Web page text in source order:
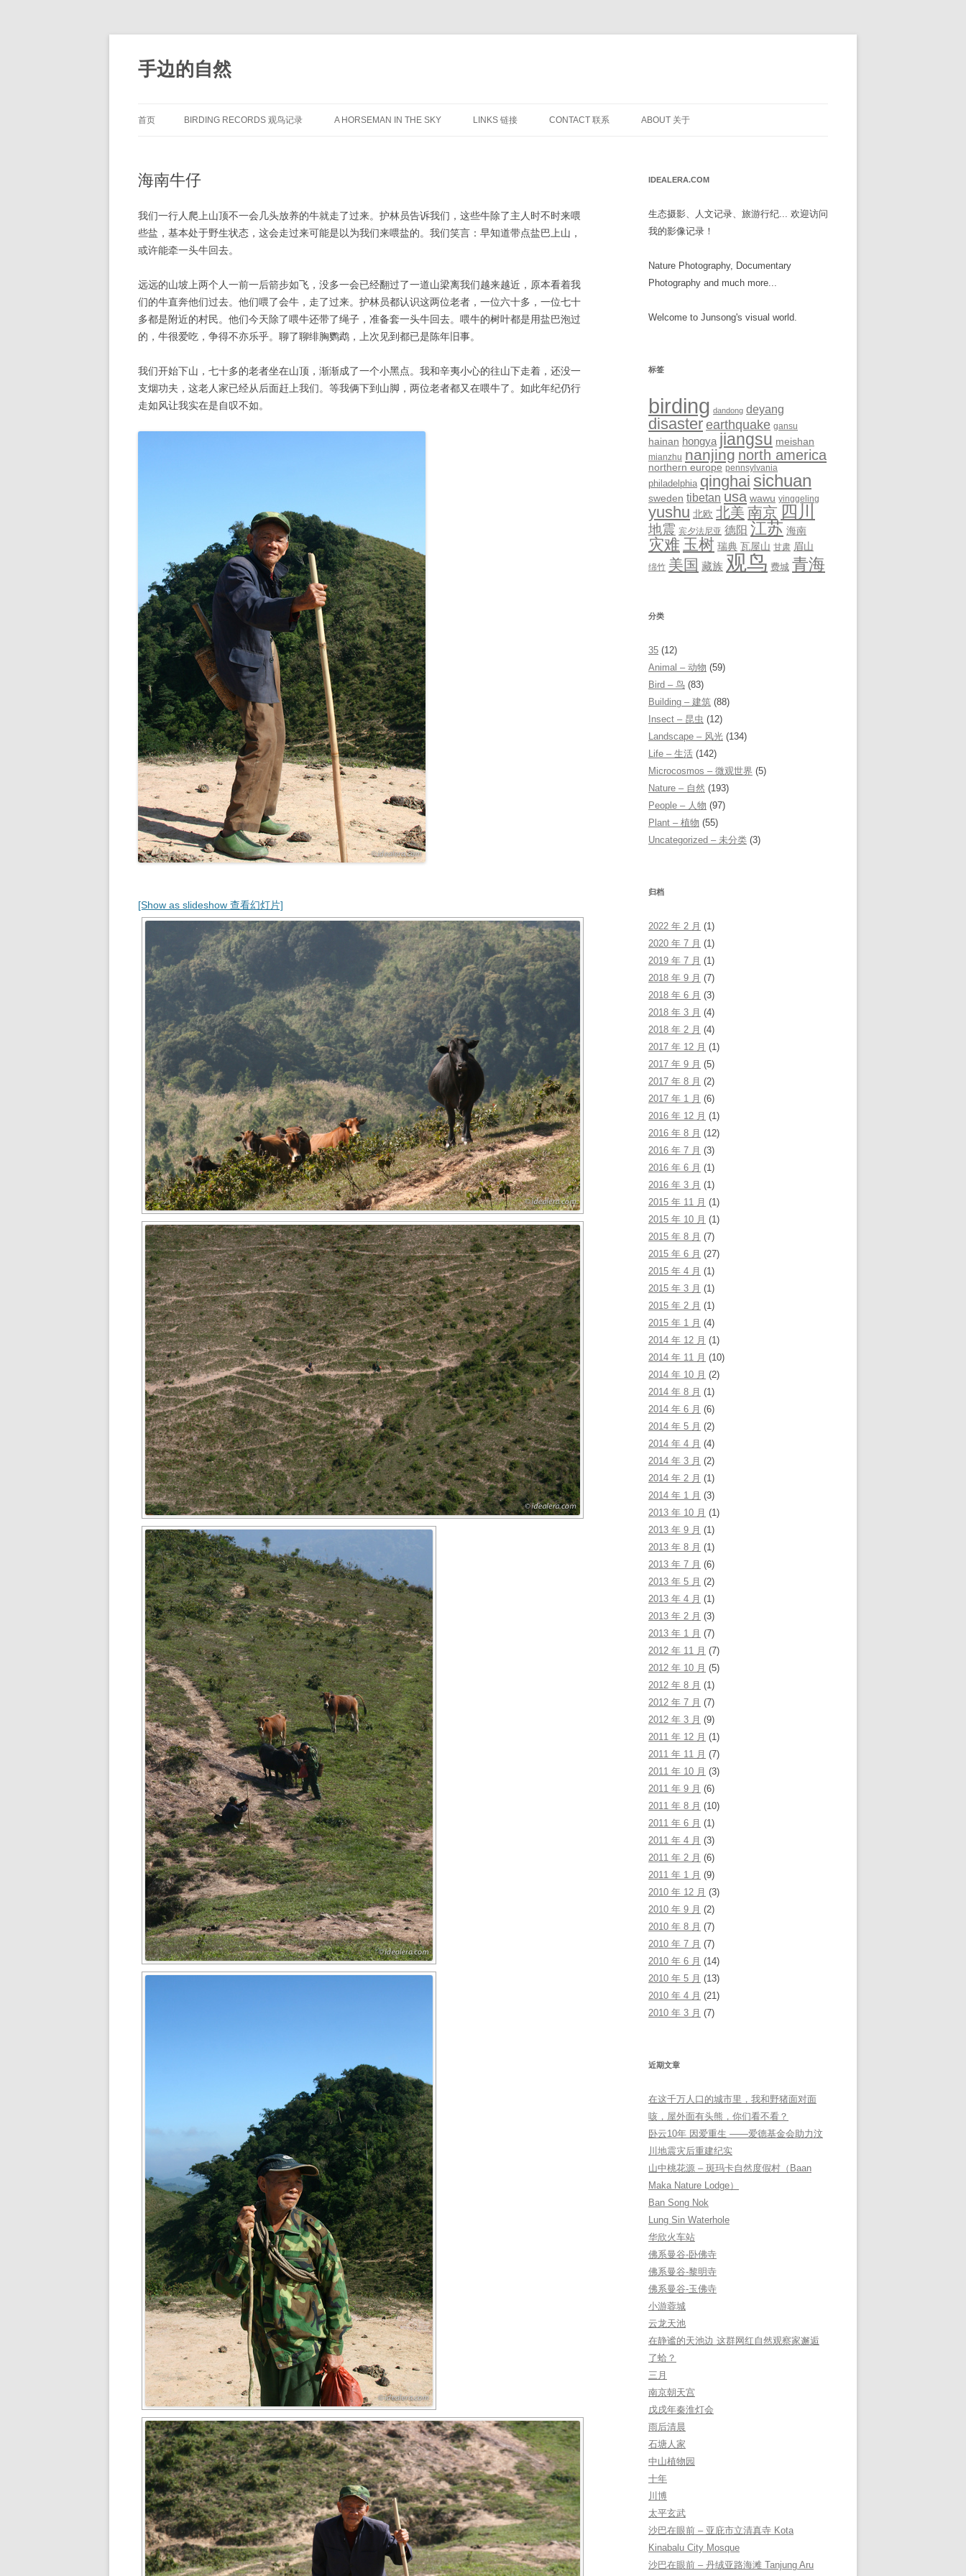
手边的自然
至
首页 BIRDING RECORDS 观鸟记录 A HORSEMAN IN THE SKY LINKS 链接 CONTACT 联系 ABOUT 关于
海南牛仔
我们一行人爬上山顶不一会几头放养的牛就走了过来。护林员告诉我们，这些牛除了主人时不时来喂
些盐，基本处于野生状态，这会走过来可能是以为我们来喂盐的。我们笑言：早知道带点盐巴上山，
或许能牵一头牛回去。
远远的山坡上两个人一前一后箭步如飞，没多一会已经翻过了一道山梁离我们越来越近，原本看着我
们的牛直奔他们过去。他们喂了会牛，走了过来。护林员都认识这两位老者，一位六十多，一位七十
多都是附近的村民。他们今天除了喂牛还带了绳子，准备套一头牛回去。喂牛的树叶都是用盐巴泡过
的，牛很爱吃，争得不亦乐乎。聊了聊绯胸鹦鹉，上次见到都已是陈年旧事。
我们开始下山，七十多的老者坐在山顶，渐渐成了一个小黑点。我和辛夷小心的往山下走着，还没一
支烟功夫，这老人家已经从后面赶上我们。等我俩下到山脚，两位老者都又在喂牛了。如此年纪仍行
走如风让我实在是自叹不如。
[Show as slideshow 查看幻灯片]
IDEALERA.COM
生态摄影、人文记录、旅游行纪... 欢迎访问
我的影像记录！
Nature Photography, Documentary
Photography and much more...
Welcome to Junsong's visual world.
标签
birding dandong deyang
disaster earthquake gansu
hainan hongya jiangsu meishan
mianzhu nanjing north america
northern europe pennsylvania
philadelphia qinghai sichuan
sweden tibetan usa wawu yinggeling
yushu 北欧 北美 南京 四川
地震 宾夕法尼亚 德阳 江苏 海南
灾难 玉树 瑞典 瓦屋山 甘肃 眉山
绵竹 美国 藏族 观鸟 费城 青海
分类
35 (12)
Animal – 动物 (59)
Bird – 鸟 (83)
Building – 建筑 (88)
Insect – 昆虫 (12)
Landscape – 风光 (134)
Life – 生活 (142)
Microcosmos – 微观世界 (5)
Nature – 自然 (193)
People – 人物 (97)
Plant – 植物 (55)
Uncategorized – 未分类 (3)
归档
2022 年 2 月 (1)
2020 年 7 月 (1)
2019 年 7 月 (1)
2018 年 9 月 (7)
2018 年 6 月 (3)
2018 年 3 月 (4)
2018 年 2 月 (4)
2017 年 12 月 (1)
2017 年 9 月 (5)
2017 年 8 月 (2)
2017 年 1 月 (6)
2016 年 12 月 (1)
2016 年 8 月 (12)
2016 年 7 月 (3)
2016 年 6 月 (1)
2016 年 3 月 (1)
2015 年 11 月 (1)
2015 年 10 月 (1)
2015 年 8 月 (7)
2015 年 6 月 (27)
2015 年 4 月 (1)
2015 年 3 月 (1)
2015 年 2 月 (1)
2015 年 1 月 (4)
2014 年 12 月 (1)
2014 年 11 月 (10)
2014 年 10 月 (2)
2014 年 8 月 (1)
2014 年 6 月 (6)
2014 年 5 月 (2)
2014 年 4 月 (4)
2014 年 3 月 (2)
2014 年 2 月 (1)
2014 年 1 月 (3)
2013 年 10 月 (1)
2013 年 9 月 (1)
2013 年 8 月 (1)
2013 年 7 月 (6)
2013 年 5 月 (2)
2013 年 4 月 (1)
2013 年 2 月 (3)
2013 年 1 月 (7)
2012 年 11 月 (7)
2012 年 10 月 (5)
2012 年 8 月 (1)
2012 年 7 月 (7)
2012 年 3 月 (9)
2011 年 12 月 (1)
2011 年 11 月 (7)
2011 年 10 月 (3)
2011 年 9 月 (6)
2011 年 8 月 (10)
2011 年 6 月 (1)
2011 年 4 月 (3)
2011 年 2 月 (6)
2011 年 1 月 (9)
2010 年 12 月 (3)
2010 年 9 月 (2)
2010 年 8 月 (7)
2010 年 7 月 (7)
2010 年 6 月 (14)
2010 年 5 月 (13)
2010 年 4 月 (21)
2010 年 3 月 (7)
近期文章
在这千万人口的城市里，我和野猪面对面
咳，屋外面有头熊，你们看不看？
卧云10年 因爱重生 ——爱德基金会助力汶
川地震灾后重建纪实
山中桃花源 – 斑玛卡自然度假村（Baan
Maka Nature Lodge）
Ban Song Nok
Lung Sin Waterhole
华欣火车站
佛系曼谷-卧佛寺
佛系曼谷-黎明寺
佛系曼谷-玉佛寺
小游蓉城
云龙天池
在静谧的天池边 这群网红自然观察家邂逅
了蛤？
三月
南京朝天宫
戊戌年秦淮灯会
雨后清晨
石塘人家
中山植物园
十年
川博
太平玄武
沙巴在眼前 – 亚庇市立清真寺 Kota
Kinabalu City Mosque
沙巴在眼前 – 丹绒亚路海滩 Tanjung Aru